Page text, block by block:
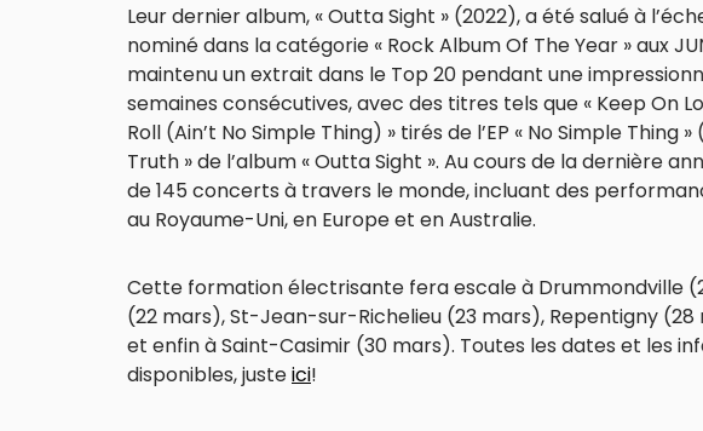
Leur dernier album, « Outta Sight » (2022), a été salué à
nominé dans la catégorie « Rock Album Of The Year » aux
maintenu un extrait dans le Top 20 pendant une
semaines consécutives, avec des titres tels que « Keep On
Roll (Ain’t No Simple Thing) » tirés de l’EP « No Simple Thing »
Truth » de l’album « Outta Sight ». Au cours de la dernière
de 145 concerts à travers le monde, incluant des
au Royaume-Uni, en Europe et en Australie.
Cette formation électrisante fera escale à Drummondville
(22 mars), St-Jean-sur-Richelieu (23 mars), Repentigny
et enfin à Saint-Casimir (30 mars). Toutes les dates et les
disponibles, justeici!